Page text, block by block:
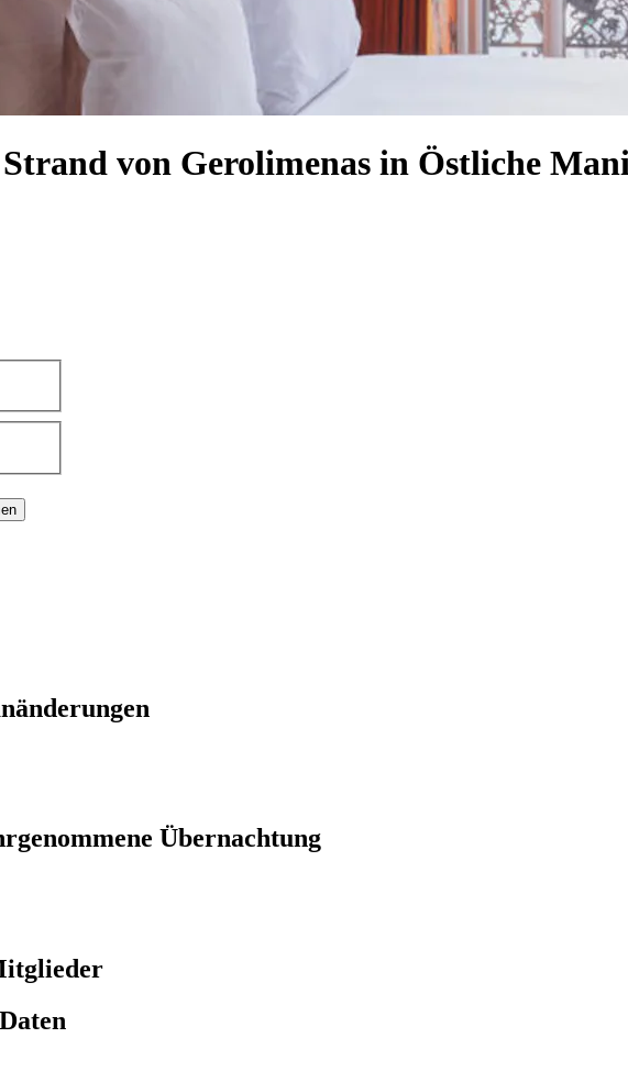
von Gerolimenas in Östliche
Übernachtung